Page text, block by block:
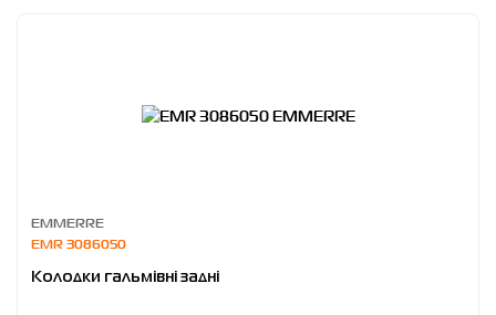
EMMERRE
EMR 3086050
Колодки гальмівні задні